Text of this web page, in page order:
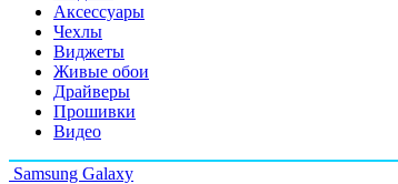
Аксессуары
Чехлы
Виджеты
Живые обои
Драйверы
Прошивки
Видео
Samsung Galaxy